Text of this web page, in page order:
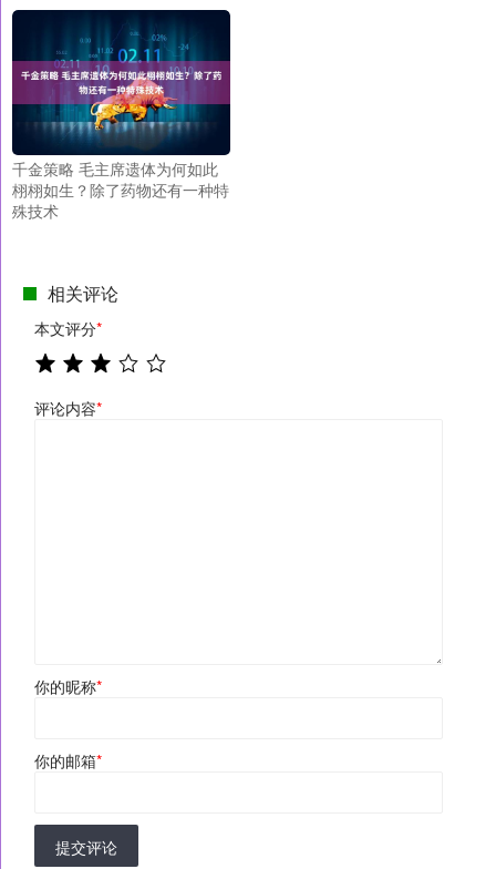
千金策略 毛主席遗体为何如此
栩栩如生？除了药物还有一种特
殊技术
相关评论
本文评分*
评论内容*
你的昵称*
你的邮箱*
提交评论